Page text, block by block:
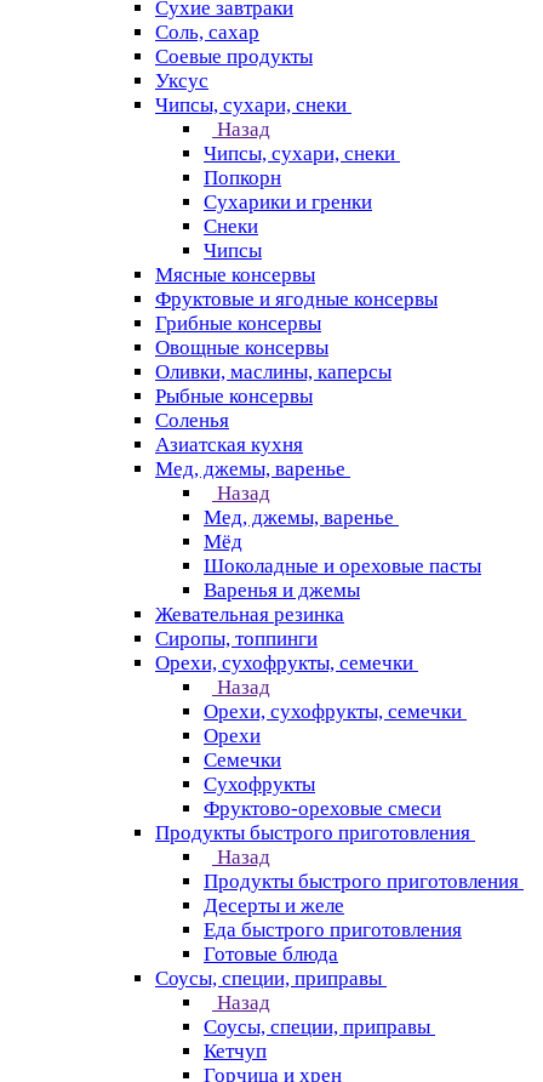
Сухие завтраки
Соль, сахар
Соевые продукты
Уксус
Чипсы, сухари, снеки
Назад
Чипсы, сухари, снеки
Попкорн
Сухарики и гренки
Снеки
Чипсы
Мясные консервы
Фруктовые и ягодные консервы
Грибные консервы
Овощные консервы
Оливки, маслины, каперсы
Рыбные консервы
Соленья
Азиатская кухня
Мед, джемы, варенье
Назад
Мед, джемы, варенье
Мёд
Шоколадные и ореховые пасты
Варенья и джемы
Жевательная резинка
Сиропы, топпинги
Орехи, сухофрукты, семечки
Назад
Орехи, сухофрукты, семечки
Орехи
Семечки
Сухофрукты
Фруктово-ореховые смеси
Продукты быстрого приготовления
Назад
Продукты быстрого приготовления
Десерты и желе
Еда быстрого приготовления
Готовые блюда
Соусы, специи, приправы
Назад
Соусы, специи, приправы
Кетчуп
Горчица и хрен